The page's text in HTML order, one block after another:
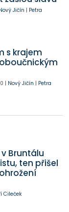
Jičín | Petra
s krajem
| Nový Jičín | Petra
Bruntálu
ten přišel
Cileček